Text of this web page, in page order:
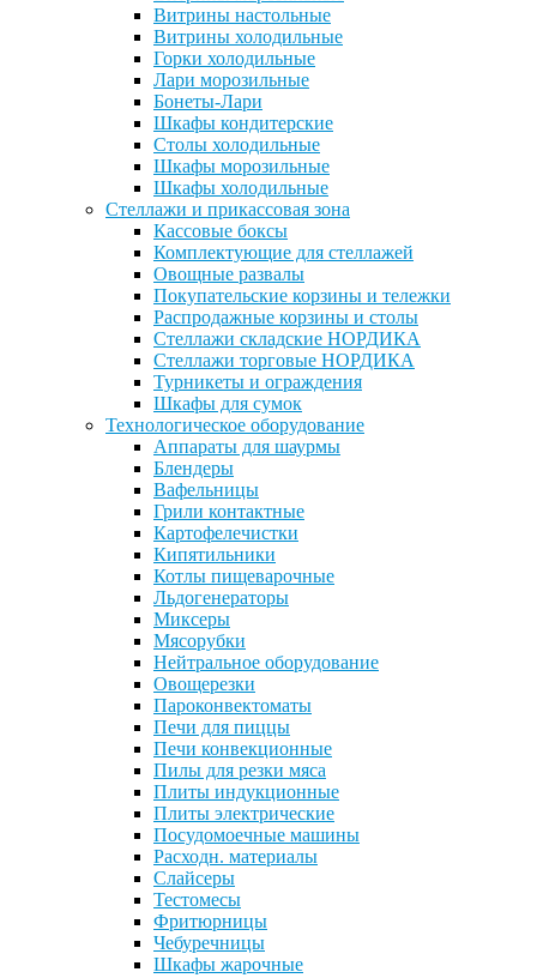
Витрины настольные
Витрины холодильные
Горки холодильные
Лари морозильные
Бонеты-Лари
Шкафы кондитерские
Столы холодильные
Шкафы морозильные
Шкафы холодильные
Стеллажи и прикассовая зона
Кассовые боксы
Комплектующие для стеллажей
Овощные развалы
Покупательские корзины и тележки
Распродажные корзины и столы
Стеллажи складские НОРДИКА
Стеллажи торговые НОРДИКА
Турникеты и ограждения
Шкафы для сумок
Технологическое оборудование
Аппараты для шаурмы
Блендеры
Вафельницы
Грили контактные
Картофелечистки
Кипятильники
Котлы пищеварочные
Льдогенераторы
Миксеры
Мясорубки
Нейтральное оборудование
Овощерезки
Пароконвектоматы
Печи для пиццы
Печи конвекционные
Пилы для резки мяса
Плиты индукционные
Плиты электрические
Посудомоечные машины
Расходн. материалы
Слайсеры
Тестомесы
Фритюрницы
Чебуречницы
Шкафы жарочные